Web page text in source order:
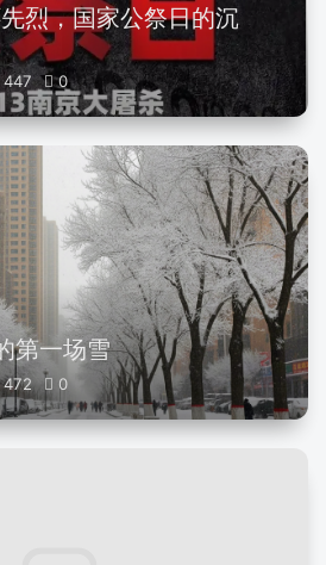
烈，国家公祭日的沉
447 0
第一场雪
472 0